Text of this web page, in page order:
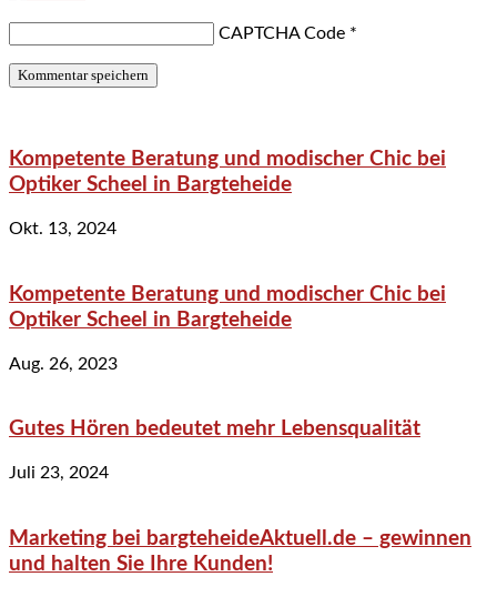
CAPTCHA Code *
Kompetente Beratung und modischer Chic bei
Optiker Scheel in Bargteheide
Okt. 13, 2024
Kompetente Beratung und modischer Chic bei
Optiker Scheel in Bargteheide
Aug. 26, 2023
Gutes Hören bedeutet mehr Lebensqualität
Juli 23, 2024
Marketing bei bargteheideAktuell.de – gewinnen
und halten Sie Ihre Kunden!